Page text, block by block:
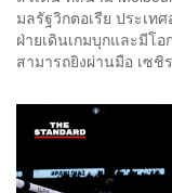
มลรัฐวิกตอเรีย ประเท
ฝ่ายเดินเกมบุกและมีโ
สามารถยิงผ่านมือ เซ